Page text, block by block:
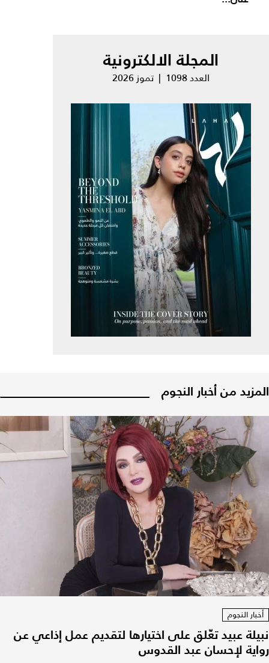
المجلة الالكترونية
العدد 1098 | تموز 2026
المزيد من أخبار النجوم
أخبار النجوم
نبيلة عبيد تعّلق على اختيارها لتقديم عمل إذاعي عن
رواية لإحسان عبد القدوس